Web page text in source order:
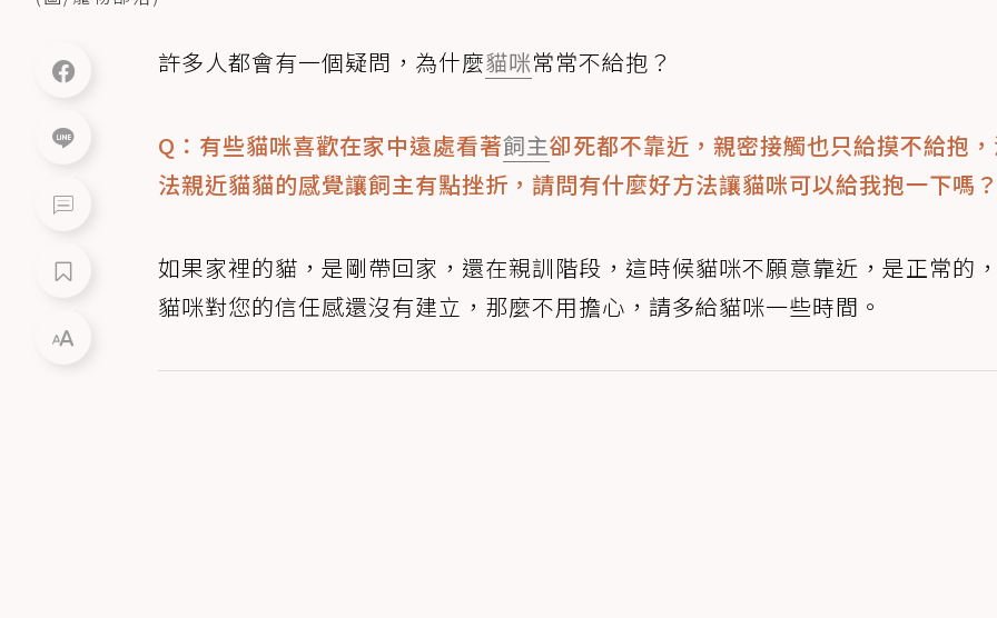
許多人都會有一個疑問，為什麼貓咪常常不給抱？
Q：有些貓咪喜歡在家中遠處看著飼主卻死都不靠近，親密接觸也只給摸不給抱
法親近貓貓的感覺讓飼主有點挫折，請問有什麼好方法讓貓咪可以給我抱一下嗎
如果家裡的貓，是剛帶回家，還在親訓階段，這時候貓咪不願意靠近，是正常的
貓咪對您的信任感還沒有建立，那麼不用擔心，請多給貓咪一些時間。